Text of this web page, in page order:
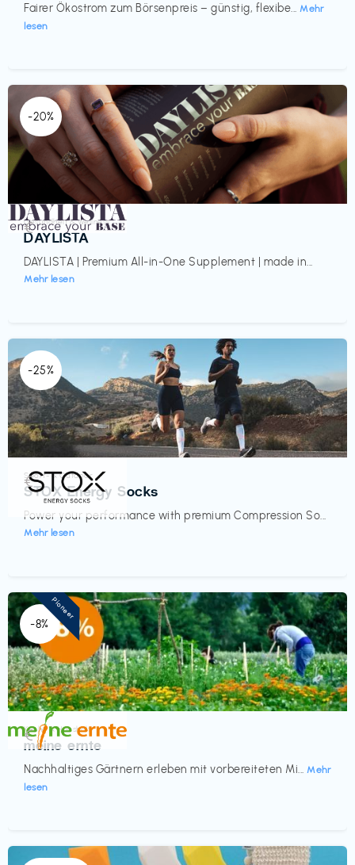
Fairer Ökostrom zum Börsenpreis – günstig, flexibe... Mehr
lesen
-20%
Gesundheit & Wellness
DAYLISTA
DAYLISTA | Premium All-in-One Supplement | made in...
Mehr lesen
€‎
-25%
Sport- & Outdoor
STOX Energy Socks
Power your performance with premium Compression So...
Mehr lesen
€‎
-8%
Küche & Haushalt
meine ernte
Nachhaltiges Gärtnern erleben mit vorbereiteten Mi... Mehr
lesen
€‎
Pioneer